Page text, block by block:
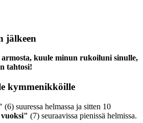
jälkeen
armosta, kuule minun rukoiluni sinulle,
tahtosi!
kymmenikköille
(6) suuressa helmassa ja sitten 10
(7) seuraavissa pienissä helmissa.